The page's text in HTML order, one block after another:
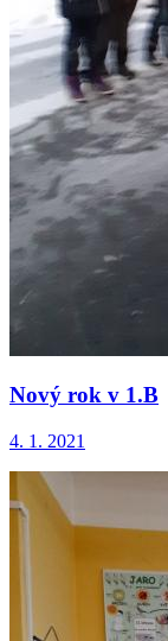
Nový rok v 1.B
4. 1. 2021